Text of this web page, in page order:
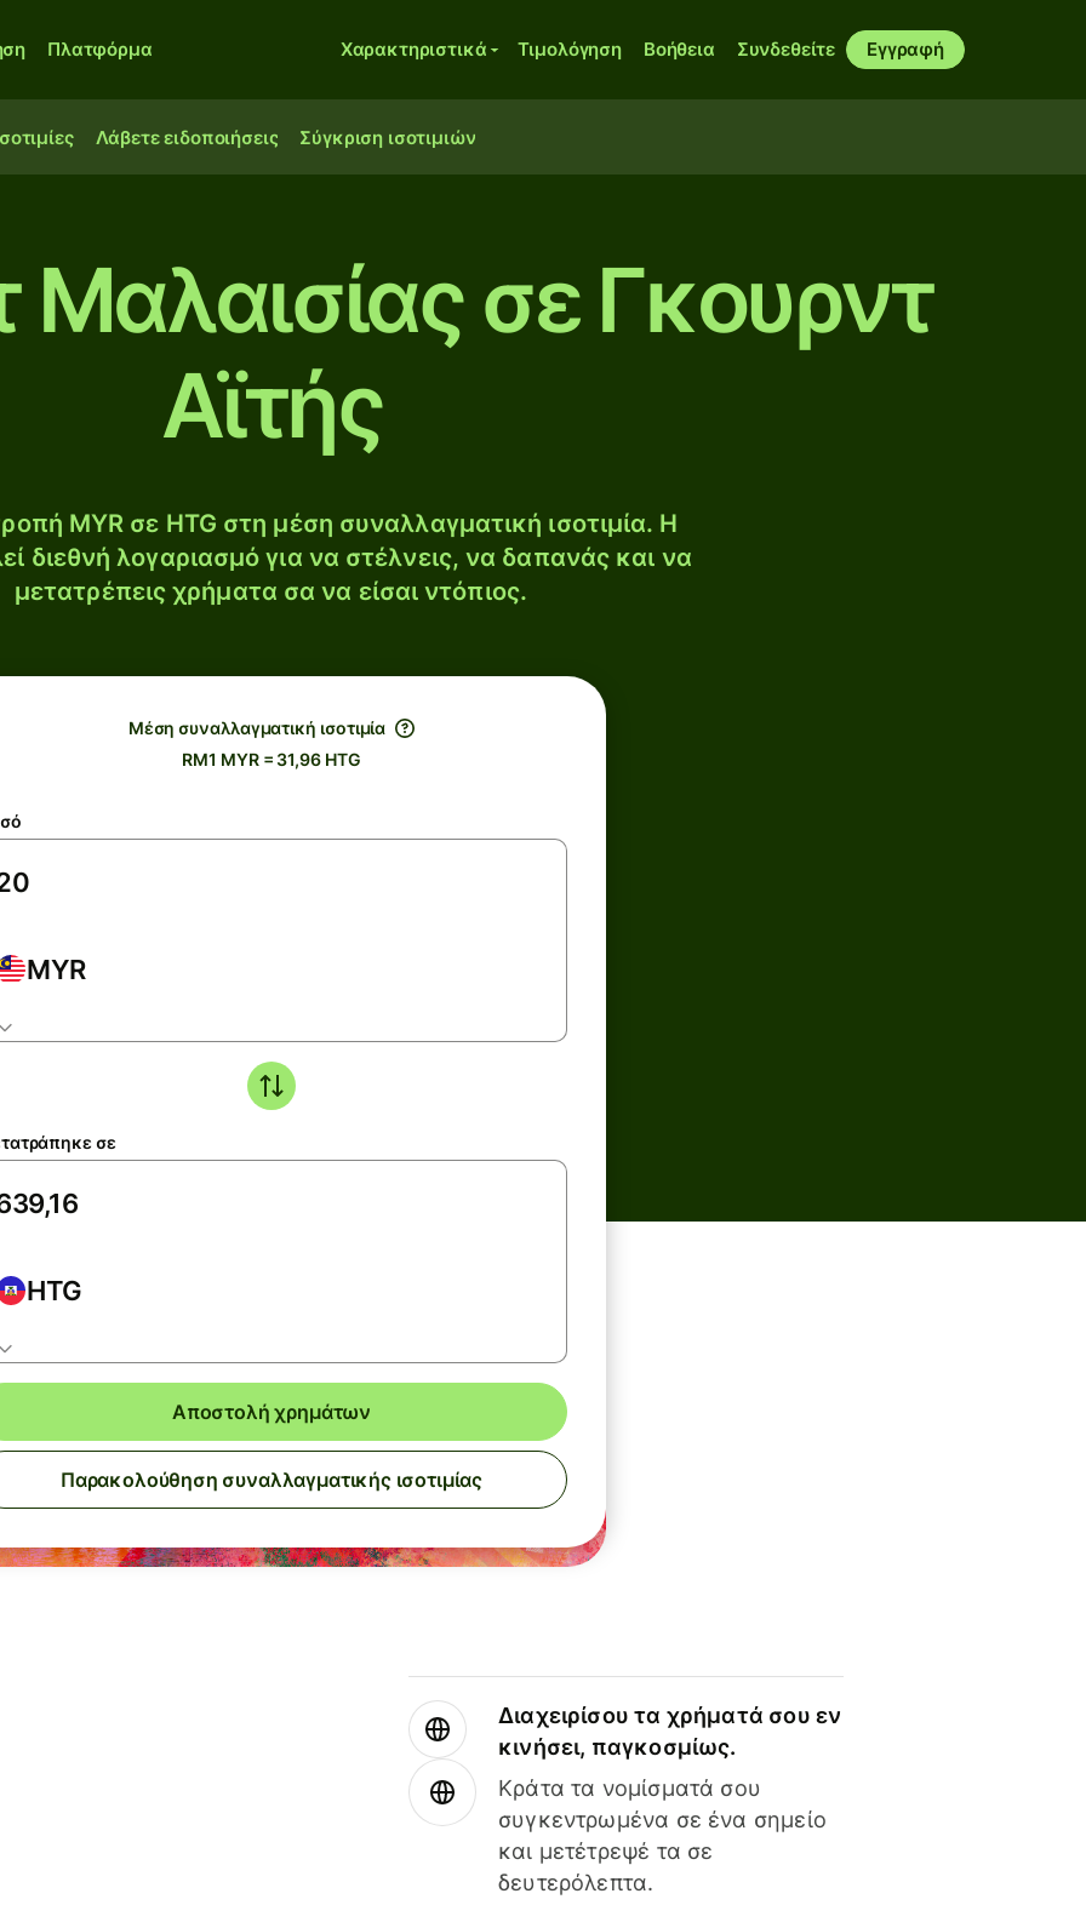
Πλατφόρμα Χαρακτηριστικά Τιμολόγηση Βοήθεια Συνδεθείτε Εγγραφή
Λάβετε ειδοποιήσεις Σύγκριση ισοτιμιών
Μαλαισίας σε Γκουρντ
Αϊτής
MYR σε HTG στη μέση συναλλαγματική ισοτιμία. Η
διεθνή λογαριασμό για να στέλνεις, να δαπανάς και να
μετατρέπεις χρήματα σα να είσαι ντόπιος.
Μέση συναλλαγματική ισοτιμία
RM1 MYR = 31,96 HTG
MYR
σε
HTG
Αποστολή χρημάτων
Παρακολούθηση συναλλαγματικής ισοτιμίας
Διαχειρίσου τα χρήματά σου εν
κινήσει, παγκοσμίως.
Κράτα τα νομίσματά σου
συγκεντρωμένα σε ένα σημείο
και μετέτρεψέ τα σε
δευτερόλεπτα.